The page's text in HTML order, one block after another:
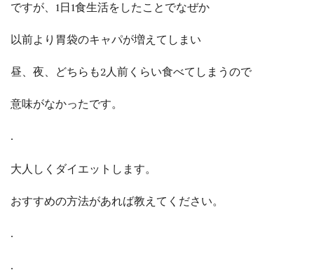
ですが、1日1食生活をしたことでなぜか
以前より胃袋のキャパが増えてしまい
昼、夜、どちらも2人前くらい食べてしまうので
意味がなかったです。
.
大人しくダイエットします。
おすすめの方法があれば教えてください。
.
.